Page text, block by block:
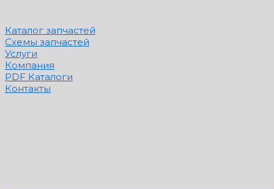
Каталог запчастей
Схемы запчастей
Услуги
Компания
PDF Каталоги
Контакты